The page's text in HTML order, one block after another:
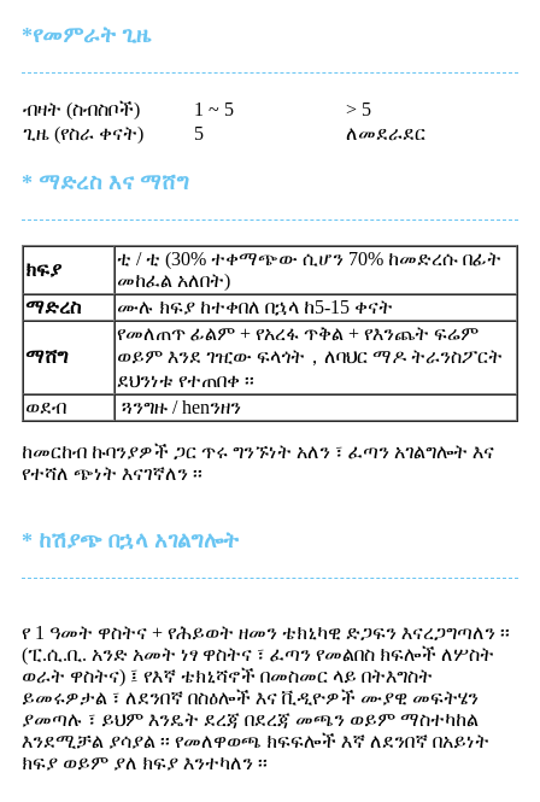
*የመምራት ጊዜ
ብዛት (ስብስቦች) 1 ~ 5
> 5
ጊዜ (የስራ ቀናት)
5 ለመደራደር
* ማድረስ እና ማሸግ
ክፍያ
ቲ / ቲ (30% ተቀማጭው ሲሆን 70% ከመድረሱ በፊት
መከፈል አለበት)
ማድረስ
ሙሉ ክፍያ ከተቀበለ በኋላ ከ5-15 ቀናት
ማሸግ
የመለጠጥ ፊልም + የአረፋ ጥቅል + የእንጨት ፍሬም
ወይም እንደ ገዢው ፍላጎት ， ለባህር ማዶ ትራንስፖርት
ደህንነቱ የተጠበቀ ፡፡
ወደብ
ጓንግዙ / henንዘን
ከመርከብ ኩባንያዎች ጋር ጥሩ ግንኙነት አለን ፣ ፈጣን አገልግሎት እና
የተሻለ ጭነት እናገኛለን ፡፡
* ከሽያጭ በኋላ አገልግሎት
የ 1 ዓመት ዋስትና + የሕይወት ዘመን ቴክኒካዊ ድጋፍን እናረጋግጣለን ፡፡
(ፒ.ሲ.ቢ. አንድ አመት ነፃ ዋስትና ፣ ፈጣን የመልበስ ክፍሎች ለሦስት
ወራት ዋስትና) ፤ የእኛ ቴክኒሻኖች በመስመር ላይ በትእግስት
ይመሩዎታል ፣ ለደንበኛ በስዕሎች እና ቪዲዮዎች ሙያዊ መፍትሄን
ያመጣሉ ፣ ይህም እንዴት ደረጃ በደረጃ መጫን ወይም ማስተካከል
እንደሚቻል ያሳያል ፡፡ የመለዋወጫ ክፍፍሎች እኛ ለደንበኛ በአይነት
ክፍያ ወይም ያለ ክፍያ እንተካለን ፡፡